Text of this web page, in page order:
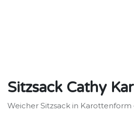
Sitzsack Cathy
Weicher Sitzsack in Karottenform